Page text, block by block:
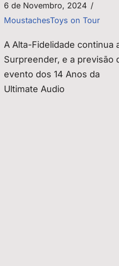
6 de Novembro, 2024
MoustachesToys on Tour
A Alta-Fidelidade continua
Surpreender, e a previsão
evento dos 14 Anos da
Ultimate Audio